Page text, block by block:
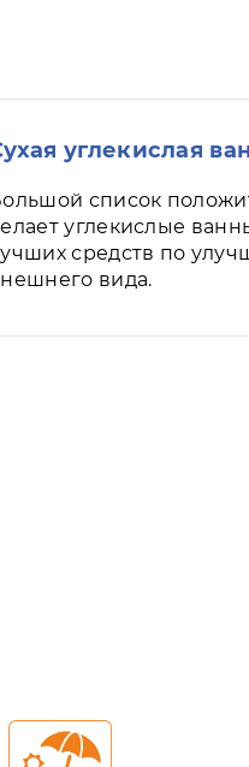
углекислая
список
углекислые
средств по
вида.